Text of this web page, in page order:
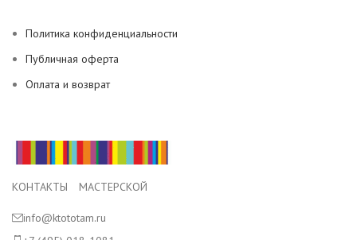
Политика конфиденциальности
Публичная оферта
Оплата и возврат
КОНТАКТЫ МАСТЕРСКОЙ
info@ktototam.ru